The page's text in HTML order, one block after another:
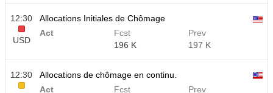
12:30
USD
Allocations Initiales de Chômage
Act
Fcst
196 K
Prev
197 K
12:30
Allocations de chômage en continu.
Act
Fcst Prev